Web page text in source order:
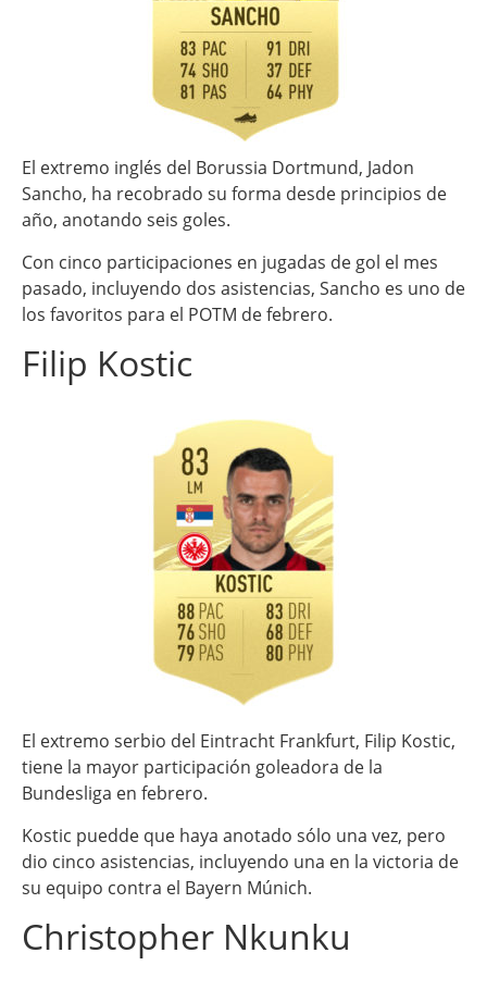
El extremo inglés del Borussia Dortmund, Jadon
Sancho, ha recobrado su forma desde principios de
año, anotando seis goles.
Con cinco participaciones en jugadas de gol el mes
pasado, incluyendo dos asistencias, Sancho es uno de
los favoritos para el POTM de febrero.
Filip Kostic
El extremo serbio del Eintracht Frankfurt, Filip Kostic,
tiene la mayor participación goleadora de la
Bundesliga en febrero.
Kostic puedde que haya anotado sólo una vez, pero
dio cinco asistencias, incluyendo una en la victoria de
su equipo contra el Bayern Múnich.
Christopher Nkunku